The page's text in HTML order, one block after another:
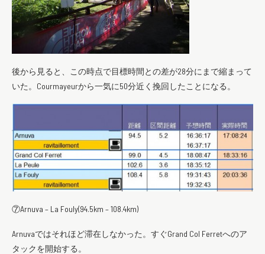
後から見ると、この時点で目標時間との差が28分にまで縮まって
いた。Courmayeurから一気に50分近く挽回したことになる。
⑦Arnuva – La Fouly(94.5km – 108.4km)
Arnuvaではそれほど滞在しなかった。すぐGrand Col Ferretへのア
タックを開始する。